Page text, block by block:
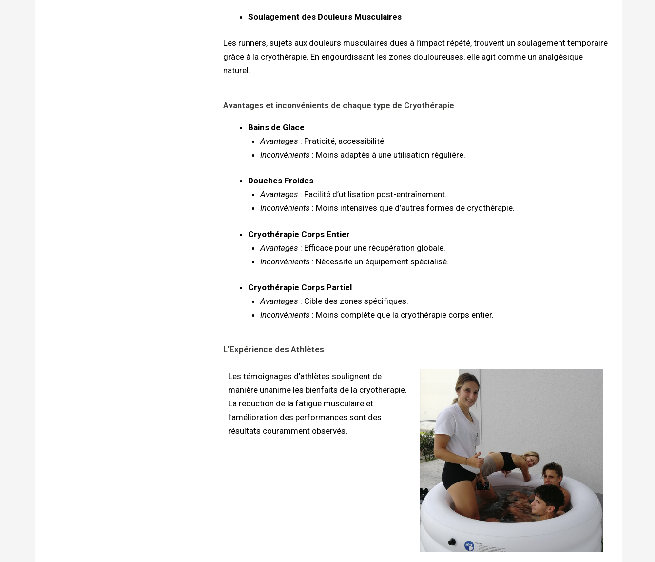
Soulagement des Douleurs Musculaires
Les runners, sujets aux douleurs musculaires dues à l’impact répété, trouvent un soulagement temporaire
grâce à la cryothérapie. En engourdissant les zones douloureuses, elle agit comme un analgésique
naturel.
Avantages et inconvénients de chaque type de Cryothérapie
Bains de Glace
Avantages : Praticité, accessibilité.
Inconvénients : Moins adaptés à une utilisation régulière.
Douches Froides
Avantages : Facilité d’utilisation post-entraînement.
Inconvénients : Moins intensives que d’autres formes de cryothérapie.
Cryothérapie Corps Entier
Avantages : Efficace pour une récupération globale.
Inconvénients : Nécessite un équipement spécialisé.
Cryothérapie Corps Partiel
Avantages : Cible des zones spécifiques.
Inconvénients : Moins complète que la cryothérapie corps entier.
L'Expérience des Athlètes
Les témoignages d’athlètes soulignent de
manière unanime les bienfaits de la cryothérapie.
La réduction de la fatigue musculaire et
l’amélioration des performances sont des
résultats couramment observés.